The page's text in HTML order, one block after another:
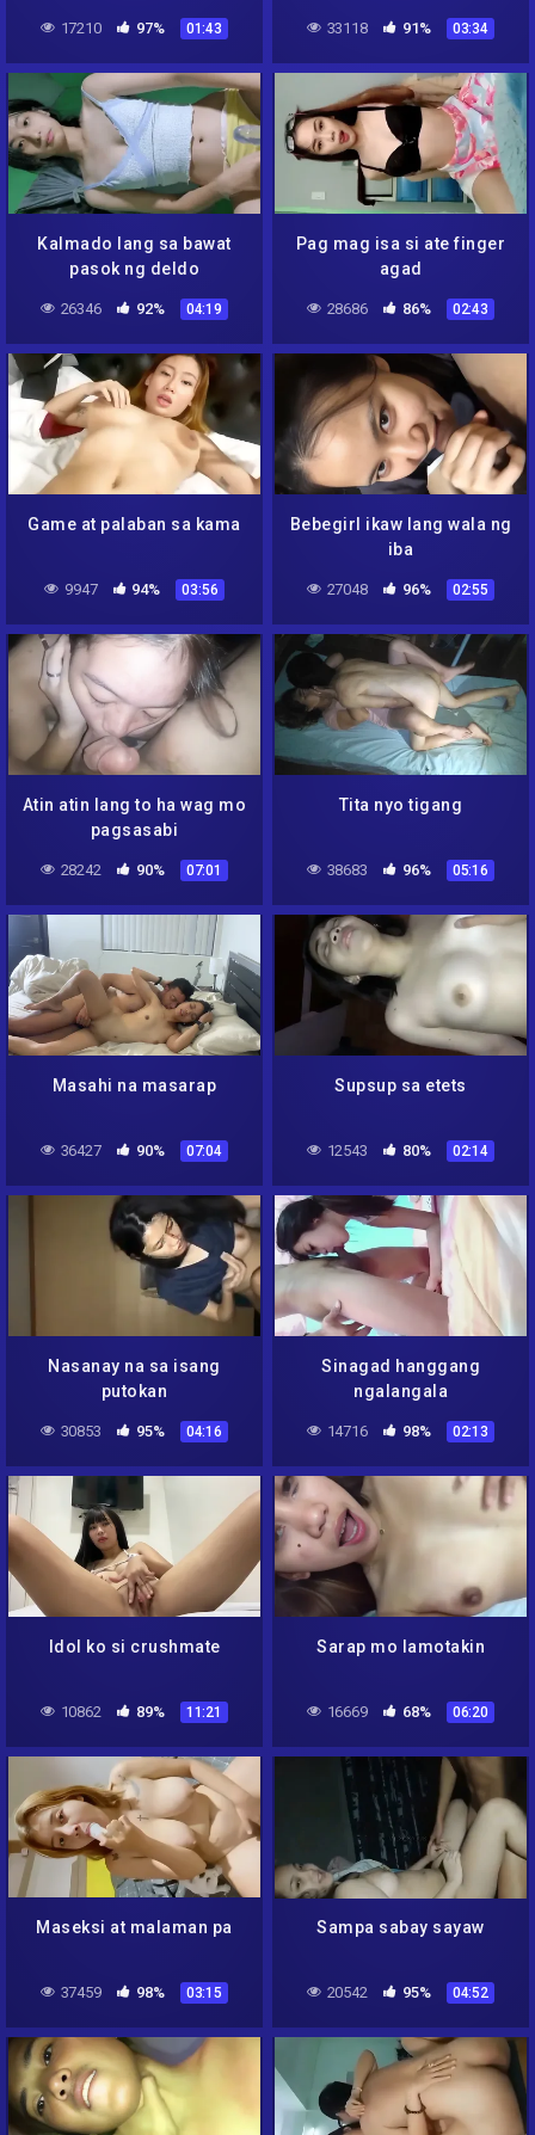
17210 97% 01:43 33118 91% 03:34
Kalmado lang sa bawat
pasok ng deldo
26346 92% 04:19
Pag mag isa si ate finger
agad
28686 86% 02:43
Game at palaban sa kama
9947 94% 03:56
Bebegirl ikaw lang wala ng
iba
27048 96% 02:55
Atin atin lang to ha wag mo
pagsasabi
28242 90% 07:01
Tita nyo tigang
38683 96% 05:16
Masahi na masarap
36427 90% 07:04
Supsup sa etets
12543 80% 02:14
Nasanay na sa isang
putokan
30853 95% 04:16
Sinagad hanggang
ngalangala
14716 98% 02:13
Idol ko si crushmate
10862 89% 11:21
Sarap mo lamotakin
16669 68% 06:20
Maseksi at malaman pa
37459 98% 03:15
Sampa sabay sayaw
20542 95% 04:52